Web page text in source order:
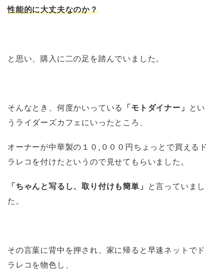
性能的に大丈夫なのか？
と思い、購入に二の足を踏んでいました。
そんなとき、何度かいっている 「モトダイナー」 とい
うライダーズカフェにいったところ、
オーナーが中華製の１０,０００円ちょっとで買えるド
ラレコを付けたというので見せてもらいました。
「ちゃんと写るし、取り付けも簡単」 と言っていまし
た。
その言葉に背中を押され、家に帰ると早速ネットでド
ラレコを物色し、